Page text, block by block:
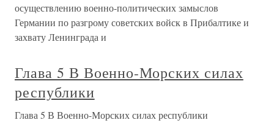
осуществлению военно-политических замыслов
Германии по разгрому советских войск в Прибалтике и
захвату Ленинграда и
Глава 5 В Военно-Морских силах
республики
Глава 5 В Военно-Морских силах республики